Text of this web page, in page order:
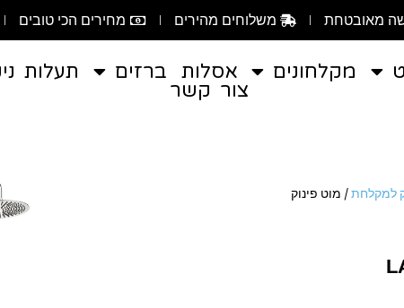
מאובטחת משלוחים מהירים מחירים הכי טובים
מקלחונים אסלות ברזים תעלות
צור קשר
למקלחת/ מוט פינוק